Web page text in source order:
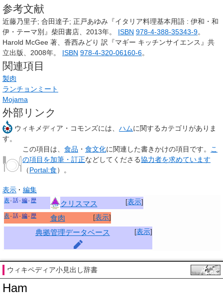
参考文献
近藤乃里子; 合田達子; 正戸あゆみ『イタリア料理基本用語 : 伊和・和
伊・テーマ別』柴田書店、2013年。 ISBN 978-4-388-35343-9。
Harold McGee 著、香西みどり 訳『マギー キッチンサイエンス』共
立出版、2008年。 ISBN 978-4-320-06160-6。
関連項目
製肉
ランチョンミート
Mojama
外部リンク
ウィキメディア・コモンズには、 ハムに関するカテゴリがありま
す。
この項目は、 食品 ・ 食文化に関連した書きかけの項目 です。
こ
の項目を加筆・訂正などしてくださる協力者を求めています
（Portal:食）。
表示
編集
[表示]
表 話 編 歴 クリスマス
[表示]
表 話 編 歴 食肉
[表示]
典拠管理データベース
ウィキペディア小見出し辞書
Ham